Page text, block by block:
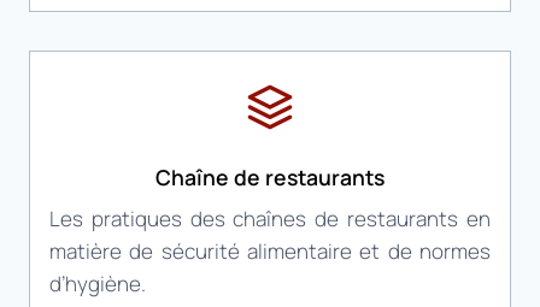
Chaîne de restaurants
Les pratiques des chaînes de restaurants en
matière de sécurité alimentaire et de normes
d’hygiène.